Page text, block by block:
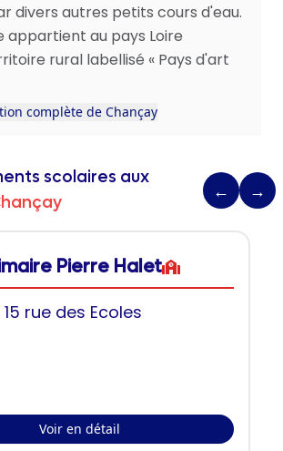
divers autres petits cours d'eau.
appartient au pays Loire
rural labellisé « Pays d'art
complète de Chançay
scolaires aux
← →
Pierre Halet
15 rue des Ecoles
Voir en détail